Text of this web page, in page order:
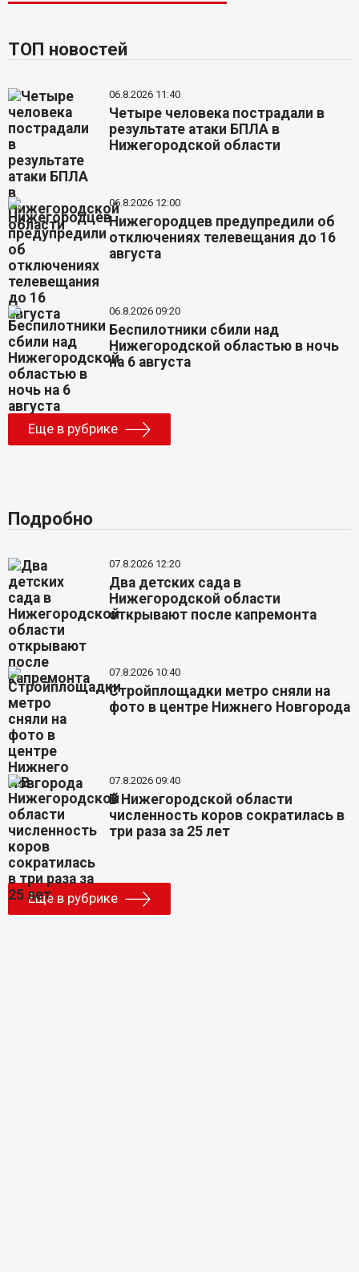
ТОП новостей
06.8.2026 11:40
Четыре человека пострадали в
результате атаки БПЛА в
Нижегородской области
06.8.2026 12:00
Нижегородцев предупредили об
отключениях телевещания до 16
августа
06.8.2026 09:20
Беспилотники сбили над
Нижегородской областью в ночь
на 6 августа
Еще в рубрике
Подробно
07.8.2026 12:20
Два детских сада в
Нижегородской области
открывают после капремонта
07.8.2026 10:40
Стройплощадки метро сняли на
фото в центре Нижнего Новгорода
07.8.2026 09:40
В Нижегородской области
численность коров сократилась в
три раза за 25 лет
Еще в рубрике